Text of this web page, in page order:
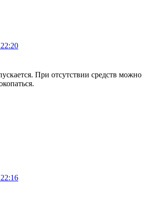
При отсутствии средств можно